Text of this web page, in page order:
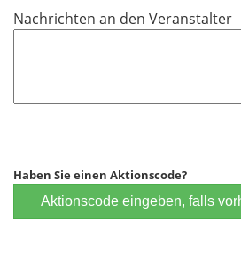
Nachrichten an den Veranstalter
Haben Sie einen Aktionscode?
Aktionscode eingeben, falls